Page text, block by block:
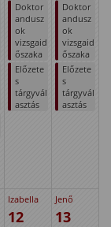
Doktor
andusz
ok
vizsgaid
őszaka
Előzete
s
tárgyvál
asztás
Doktor
andusz
ok
vizsgaid
őszaka
Előzete
s
tárgyvál
asztás
Izabella
12
Jenő
13